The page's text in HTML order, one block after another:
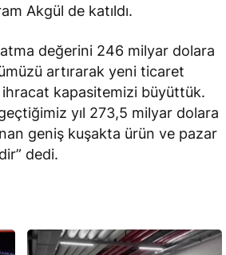
Akgül de katıldı.
değerini 246 milyar dolara
artırarak yeni ticaret
kapasitemizi büyüttük.
yıl 273,5 milyar dolara
geniş kuşakta ürün ve pazar
dedi.